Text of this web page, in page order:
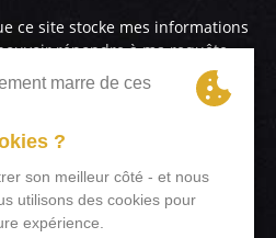
ce site stocke mes informations
répondre à ma requête